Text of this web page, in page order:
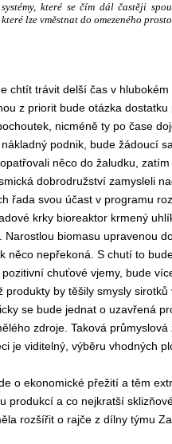
které se čím dál častěji
lze vměstnat do omezeného
chtít trávit delší čas v
z priorit bude otázka dostatku
nicméně ty po čase
podnik, bude žádoucí
něco do žaludku,
dobrodružství zamysleli
řada svou účast v programu
krky bioreaktor krmený
biomasu upravenou
něco nepřekoná. S chutí to
chuťové vjemy, bude
produkty by těšily smysly sirotků
se bude jednat o uzavřená
zdroje. Taková
je viditelný, výběru vhodných
o ekonomické přežití a těm
produkcí a co nejkratší
rozšířit o rajče z dílny týmu